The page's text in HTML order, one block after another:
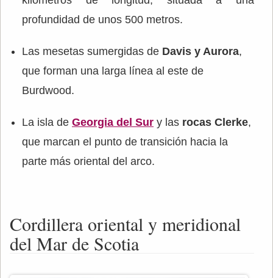
profundidad de unos 500 metros.
Las mesetas sumergidas de Davis y Aurora,
que forman una larga línea al este de
Burdwood.
La isla de Georgia del Sur y las rocas Clerke,
que marcan el punto de transición hacia la
parte más oriental del arco.
Cordillera oriental y meridional
del Mar de Scotia